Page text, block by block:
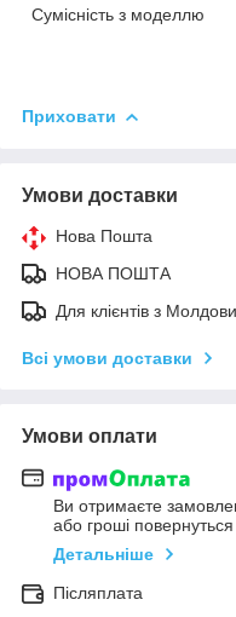
Сумісність з моделлю
Приховати
Умови доставки
Нова Пошта
НОВА ПОШТА
Для клієнтів з
Всі умови доставки
Умови оплати
Ви отримаєте
або гроші
Детальніше
Післяплата